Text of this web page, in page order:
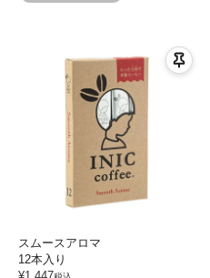
スムースアロマ
12本入り
¥1,447